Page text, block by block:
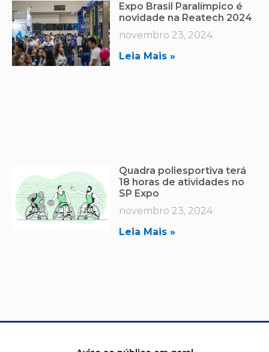
Expo Brasil Paralímpico é
novidade na Reatech 2024
novembro 23, 2024
Leia Mais »
Quadra poliesportiva terá
18 horas de atividades no
SP Expo
novembro 23, 2024
Leia Mais »